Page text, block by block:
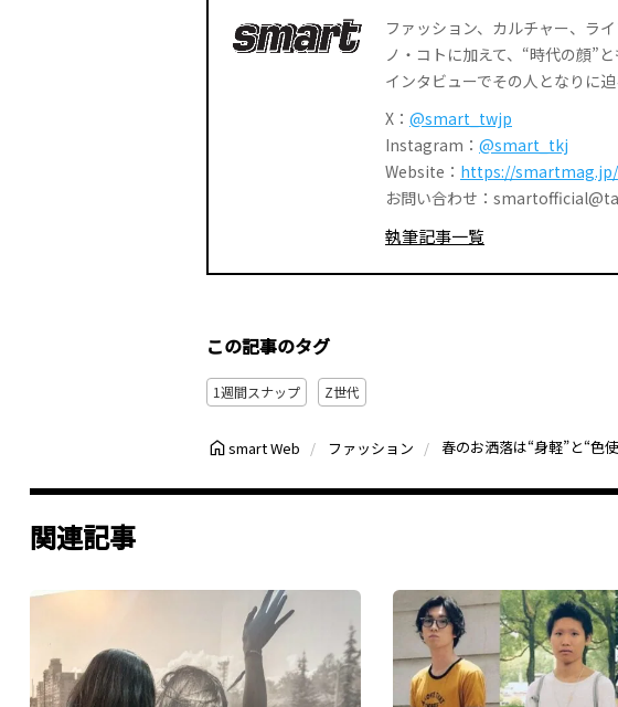
ファッション、カルチャー、ラ
ノ・コトに加えて、“時代の顔”
インタビューでその人となりに
X： @smart_twjp
Instagram： @smart_tkj
Website： https://smartmag.jp/
お問い合わせ：
執筆記事一覧
この記事のタグ
1週間スナップ Z世代
smart Web ファッション
関連記事